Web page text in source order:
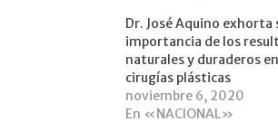
Dr. José Aquino exhorta
importancia de los
naturales y duraderos
cirugías plásticas
noviembre 6, 2020
En «NACIONAL»